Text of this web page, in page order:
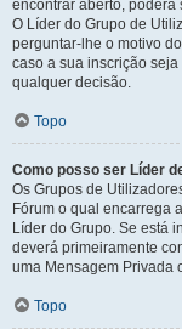
encontrar aberto,
O Líder do Grupo de
perguntar-lhe o motivo
caso a sua inscrição
qualquer decisão.
Topo
Como posso ser Líder
Os Grupos de
Fórum o qual encarrega
Líder do Grupo. Se está
deverá primeiramente
uma Mensagem Privada
Topo